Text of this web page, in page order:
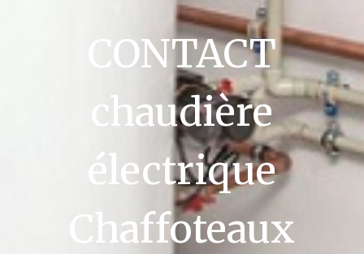
CONTACT
chaudière
électrique
Chaffoteaux